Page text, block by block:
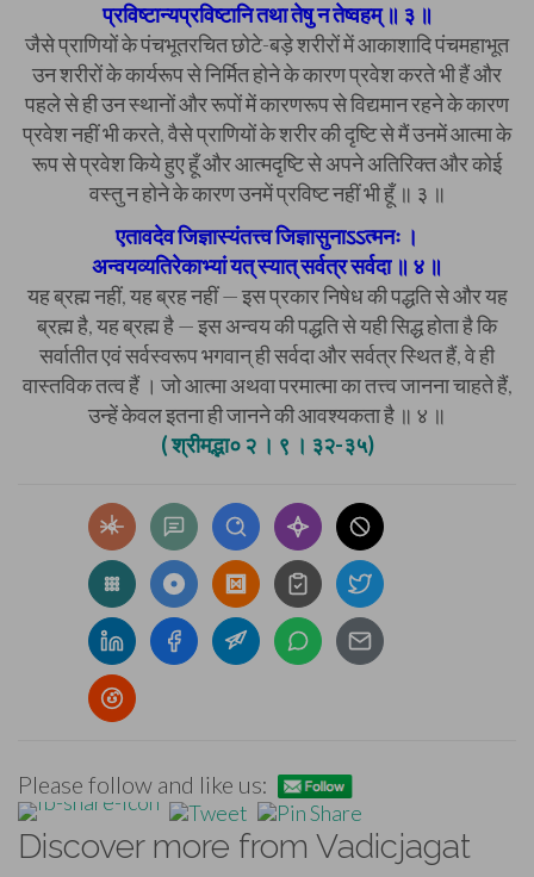
प्रविष्टान्यप्रविष्टानि तथा तेषु न तेष्वहम् ॥ ३ ॥
जैसे प्राणियों के पंचभूतरचित छोटे-बड़े शरीरों में आकाशादि पंचमहाभूत
उन शरीरों के कार्यरूप से निर्मित होने के कारण प्रवेश करते भी हैं और
पहले से ही उन स्थानों और रूपों में कारणरूप से विद्यमान रहने के कारण
प्रवेश नहीं भी करते, वैसे प्राणियों के शरीर की दृष्टि से मैं उनमें आत्मा के
रूप से प्रवेश किये हुए हूँ और आत्मदृष्टि से अपने अतिरिक्त और कोई
वस्तु न होने के कारण उनमें प्रविष्ट नहीं भी हूँ ॥ ३ ॥
एतावदेव जिज्ञास्यंतत्त्व जिज्ञासुनाऽऽत्मनः ।
अन्वयव्यतिरेकाभ्यां यत् स्यात् सर्वत्र सर्वदा ॥ ४ ॥
यह ब्रह्म नहीं, यह ब्रह नहीं — इस प्रकार निषेध की पद्धति से और यह
ब्रह्म है, यह ब्रह्म है — इस अन्वय की पद्धति से यही सिद्ध होता है कि
सर्वातीत एवं सर्वस्वरूप भगवान् ही सर्वदा और सर्वत्र स्थित हैं, वे ही
वास्तविक तत्व हैं । जो आत्मा अथवा परमात्मा का तत्त्व जानना चाहते हैं,
उन्हें केवल इतना ही जानने की आवश्यकता है ॥ ४ ॥
( श्रीमद्भा० २ । ९ । ३२-३५)
Please follow and like us:
Discover more from Vadicjagat